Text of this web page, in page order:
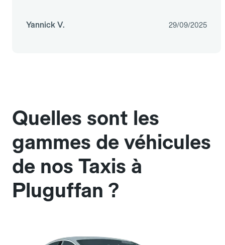
Yannick V. 29/09/2025
Quelles sont les
gammes de véhicules
de nos Taxis à
Pluguffan ?